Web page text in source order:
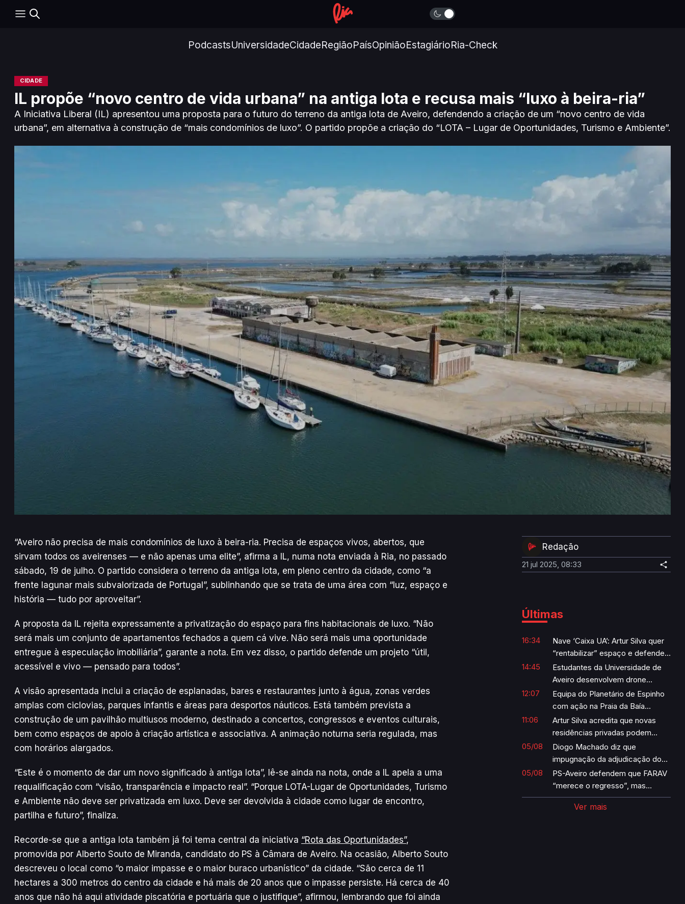
PodcastsUniversidadeCidadeRegiãoPaísOpiniãoEstagiárioRia-Check
CIDADE
IL propõe “novo centro de vida urbana” na antiga lota e recusa mais “luxo à beira-ria”
A Iniciativa Liberal (IL) apresentou uma proposta para o futuro do terreno da antiga lota de Aveiro, defendendo a criação de um “novo centro de vida
urbana”, em alternativa à construção de “mais condomínios de luxo”. O partido propõe a criação do “LOTA – Lugar de Oportunidades, Turismo e Ambiente”.
Redação
21 jul 2025, 08:33
Últimas
16:34
Nave ‘Caixa UA’: Artur Silva quer
“rentabilizar” espaço e defende
retirada das máquinas de ginásio
14:45
Estudantes da Universidade de
Aveiro desenvolvem drone
autónomo para missões
humanitárias
12:07
Equipa do Planetário de Espinho
com ação na Praia da Baía
durante eclipse
11:06
Artur Silva acredita que novas
residências privadas podem
beneficiar a Universidade de
Aveiro
05/08
Diogo Machado diz que
impugnação da adjudicação do
projeto de ampliação do Hospital
é “uma vergonha”
05/08
PS-Aveiro defendem que FARAV
“merece o regresso”, mas
criticam organização
Ver mais
“Aveiro não precisa de mais condomínios de luxo à beira-ria. Precisa de espaços vivos, abertos, que
sirvam todos os aveirenses — e não apenas uma elite”, afirma a IL, numa nota enviada à Ria, no passado
sábado, 19 de julho. O partido considera o terreno da antiga lota, em pleno centro da cidade, como “a
frente lagunar mais subvalorizada de Portugal”, sublinhando que se trata de uma área com “luz, espaço e
história — tudo por aproveitar”.
A proposta da IL rejeita expressamente a privatização do espaço para fins habitacionais de luxo. “Não
será mais um conjunto de apartamentos fechados a quem cá vive. Não será mais uma oportunidade
entregue à especulação imobiliária”, garante a nota. Em vez disso, o partido defende um projeto “útil,
acessível e vivo — pensado para todos”.
A visão apresentada inclui a criação de esplanadas, bares e restaurantes junto à água, zonas verdes
amplas com ciclovias, parques infantis e áreas para desportos náuticos. Está também prevista a
construção de um pavilhão multiusos moderno, destinado a concertos, congressos e eventos culturais,
bem como espaços de apoio à criação artística e associativa. A animação noturna seria regulada, mas
com horários alargados.
“Este é o momento de dar um novo significado à antiga lota”, lê-se ainda na nota, onde a IL apela a uma
requalificação com “visão, transparência e impacto real”. “Porque LOTA-Lugar de Oportunidades, Turismo
e Ambiente não deve ser privatizada em luxo. Deve ser devolvida à cidade como lugar de encontro,
partilha e futuro”, finaliza.
Recorde-se que a antiga lota também já foi tema central da iniciativa “Rota das Oportunidades”,
promovida por Alberto Souto de Miranda, candidato do PS à Câmara de Aveiro. Na ocasião, Alberto Souto
descreveu o local como “o maior impasse e o maior buraco urbanístico” da cidade. “São cerca de 11
hectares a 300 metros do centro da cidade e há mais de 20 anos que o impasse persiste. Há cerca de 40
anos que não há aqui atividade piscatória e portuária que o justifique”, afirmou, lembrando que foi ainda